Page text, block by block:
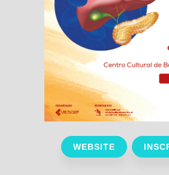
WEBSITE